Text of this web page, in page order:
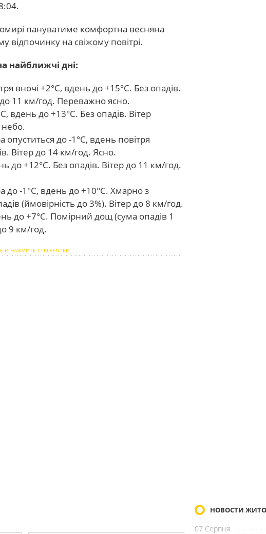
пануватиме комфортна весняна
відпочинку на свіжому повітрі.
найближчі дні:
вночі +2°C, вдень до +15°C. Без опадів.
11 км/год. Переважно ясно.
вдень до +13°C. Без опадів. Вітер
опуститься до -1°C, вдень повітря
Вітер до 14 км/год. Ясно.
до +12°C. Без опадів. Вітер до 11 км/год.
до -1°C, вдень до +10°C. Хмарно з
(ймовірність до 3%). Вітер до 8 км/год.
до +7°C. Помірний дощ (сума опадів 1
9 км/год.
НАЖМИТЕ CTRL+ENTER
НОВОСТИ
07 Серпня